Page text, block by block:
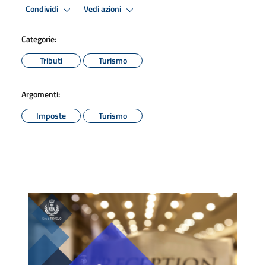
Condividi Vedi azioni
Categorie:
Tributi
Turismo
Argomenti:
Imposte
Turismo